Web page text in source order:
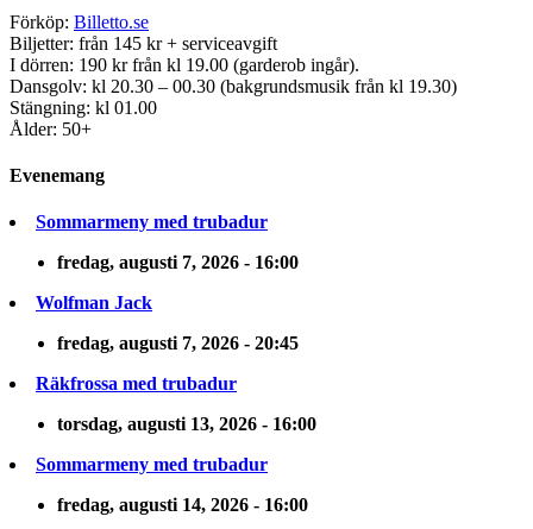
Förköp: Billetto.se
Biljetter: från 145 kr + serviceavgift
I dörren: 190 kr från kl 19.00 (garderob ingår).
Dansgolv: kl 20.30 – 00.30 (bakgrundsmusik från kl 19.30)
Stängning: kl 01.00
Ålder: 50+
Evenemang
Sommarmeny med trubadur
fredag, augusti 7, 2026 - 16:00
Wolfman Jack
fredag, augusti 7, 2026 - 20:45
Räkfrossa med trubadur
torsdag, augusti 13, 2026 - 16:00
Sommarmeny med trubadur
fredag, augusti 14, 2026 - 16:00